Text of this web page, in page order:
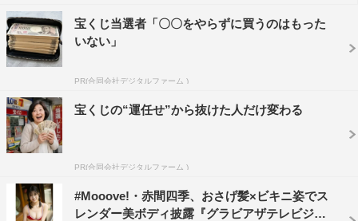
宝くじ当選者「〇〇をやらずに買うのはもった
いない」
PR(合同会社デジタルファーム )
宝くじの“運任せ”から抜けた人だけ変わる
PR(合同会社デジタルファーム )
#Mooove!・赤間四季、おさげ髪×ビキニ姿でス
レンダー美ボディ披露『グラビアザテレビジョ